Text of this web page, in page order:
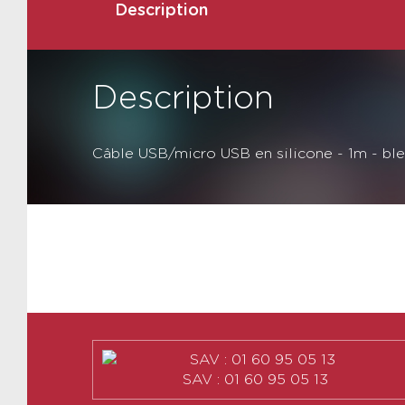
Description
Description
Câble USB/micro USB en silicone - 1m -
SAV : 01 60 95 05 13